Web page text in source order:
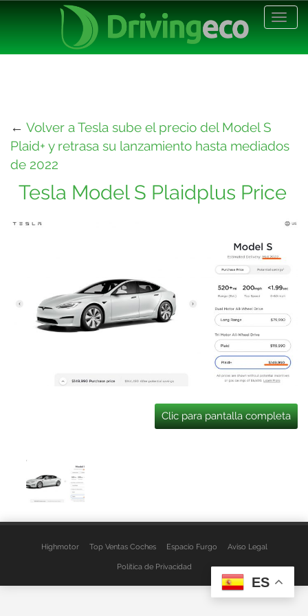
← Volver a Tesla sube el precio del Model S
Plaid+ y retrasa su lanzamiento hasta mediados
de 2022
Tesla Model S Plaidplus Price
Clic para pantalla completa
Highmotor Top Ventas Coches Espacio Furgo Aviso Legal
Política de Privacidad
ES